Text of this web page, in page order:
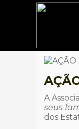
A
seus
dos